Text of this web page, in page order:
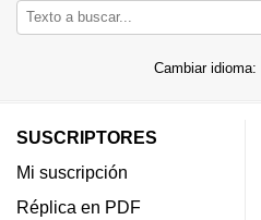
Cambiar idioma:
SUSCRIPTORES
Mi suscripción
Réplica en PDF